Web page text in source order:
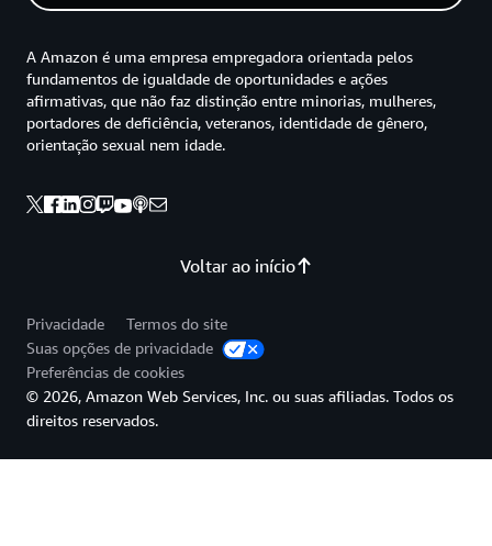
Voltar ao início
A Amazon é uma empresa empregadora orientada pelos
fundamentos de igualdade de oportunidades e ações
afirmativas, que não faz distinção entre minorias, mulheres,
portadores de deficiência, veteranos, identidade de gênero,
orientação sexual nem idade.
Privacidade
Termos do site
Suas opções de privacidade
Preferências de cookies
© 2026, Amazon Web Services, Inc. ou suas afiliadas. Todos os
direitos reservados.